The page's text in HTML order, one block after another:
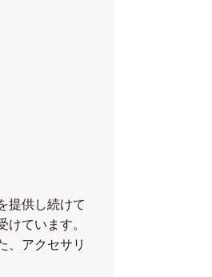
提供し続けて
ています。
、アクセサリ